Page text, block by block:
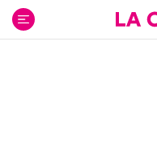
contenido